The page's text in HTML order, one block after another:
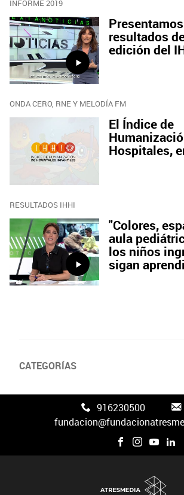
INFORME 2019
resultados
edición del
ONDA CERO, RNE Y MELODÍA FM
El Índice de
Hospitales,
RESULTADOS IHHI
"Colores,
aula
los niños
sigan
CATEGORÍAS
Canal FAN3
916230500